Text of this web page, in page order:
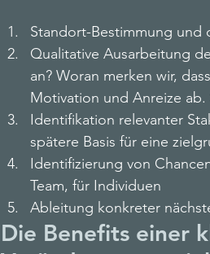
Standort-Bestimmung und
Qualitative Ausarbeitung
an? Woran merken wir,
Motivation und Anreize
Identifikation relevanter
spätere Basis für eine
Identifizierung von
Team, für Individuen
Ableitung konkreter
Die Benefits einer